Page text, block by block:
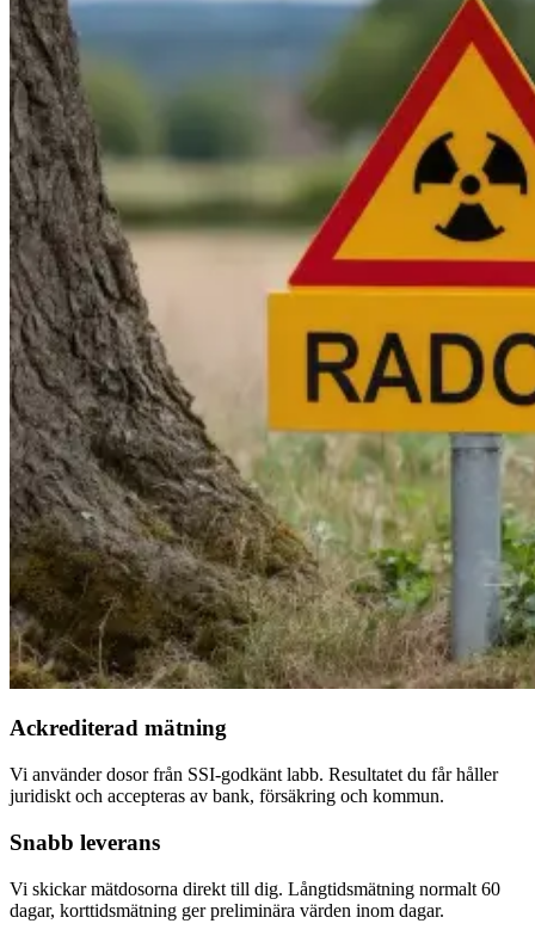
Ackrediterad mätning
Vi använder dosor från SSI-godkänt labb. Resultatet du får håller
juridiskt och accepteras av bank, försäkring och kommun.
Snabb leverans
Vi skickar mätdosorna direkt till dig. Långtidsmätning normalt 60
dagar, korttidsmätning ger preliminära värden inom dagar.